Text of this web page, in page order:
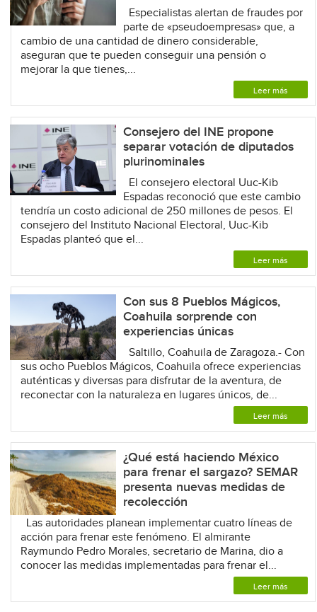
Especialistas alertan de fraudes por
parte de «pseudoempresas» que, a
cambio de una cantidad de dinero considerable,
aseguran que te pueden conseguir una pensión o
mejorar la que tienes,...
Leer más
Consejero del INE propone
separar votación de diputados
plurinominales
El consejero electoral Uuc-Kib
Espadas reconoció que este cambio
tendría un costo adicional de 250 millones de pesos. El
consejero del Instituto Nacional Electoral, Uuc-Kib
Espadas planteó que el...
Leer más
Con sus 8 Pueblos Mágicos,
Coahuila sorprende con
experiencias únicas
Saltillo, Coahuila de Zaragoza.- Con
sus ocho Pueblos Mágicos, Coahuila ofrece experiencias
auténticas y diversas para disfrutar de la aventura, de
reconectar con la naturaleza en lugares únicos, de...
Leer más
¿Qué está haciendo México
para frenar el sargazo? SEMAR
presenta nuevas medidas de
recolección
Las autoridades planean implementar cuatro líneas de
acción para frenar este fenómeno. El almirante
Raymundo Pedro Morales, secretario de Marina, dio a
conocer las medidas implementadas para frenar el...
Leer más